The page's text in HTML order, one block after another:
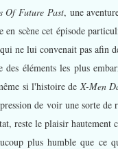
Of Future Past, une
en scène cet épisode
ne lui convenait pas afin
éléments les plus
si l'histoire deX-Men
de voir une sorte de
reste le plaisir hautement
plus humble que ce